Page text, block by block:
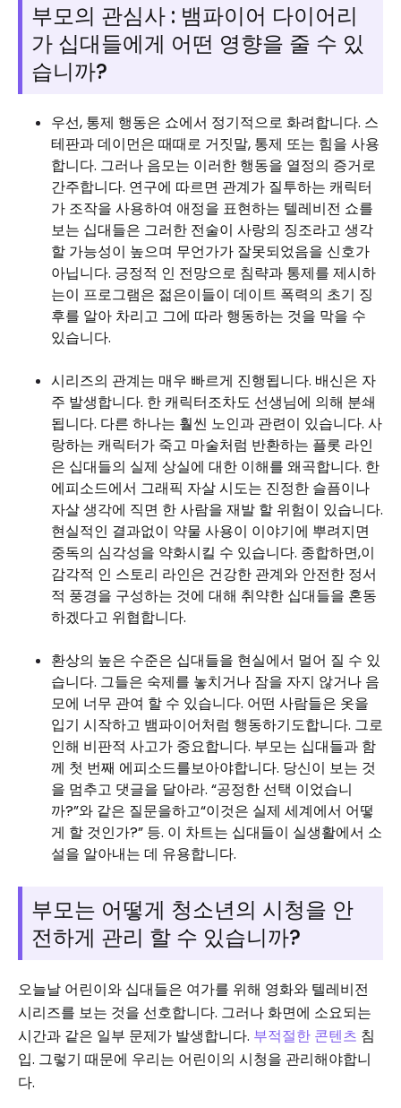
부모의 관심사 : 뱀파이어 다이어리
가 십대들에게 어떤 영향을 줄 수 있
습니까?
우선, 통제 행동은 쇼에서 정기적으로 화려합니다. 스
테판과 데이먼은 때때로 거짓말, 통제 또는 힘을 사용
합니다. 그러나 음모는 이러한 행동을 열정의 증거로
간주합니다. 연구에 따르면 관계가 질투하는 캐릭터
가 조작을 사용하여 애정을 표현하는 텔레비전 쇼를
보는 십대들은 그러한 전술이 사랑의 징조라고 생각
할 가능성이 높으며 무언가가 잘못되었음을 신호가
아닙니다. 긍정적 인 전망으로 침략과 통제를 제시하
는이 프로그램은 젊은이들이 데이트 폭력의 초기 징
후를 알아 차리고 그에 따라 행동하는 것을 막을 수
있습니다.
시리즈의 관계는 매우 빠르게 진행됩니다. 배신은 자
주 발생합니다. 한 캐릭터조차도 선생님에 의해 분쇄
됩니다. 다른 하나는 훨씬 노인과 관련이 있습니다. 사
랑하는 캐릭터가 죽고 마술처럼 반환하는 플롯 라인
은 십대들의 실제 상실에 대한 이해를 왜곡합니다. 한
에피소드에서 그래픽 자살 시도는 진정한 슬픔이나
자살 생각에 직면 한 사람을 재발 할 위험이 있습니다.
현실적인 결과없이 약물 사용이 이야기에 뿌려지면
중독의 심각성을 약화시킬 수 있습니다. 종합하면,이
감각적 인 스토리 라인은 건강한 관계와 안전한 정서
적 풍경을 구성하는 것에 대해 취약한 십대들을 혼동
하겠다고 위협합니다.
환상의 높은 수준은 십대들을 현실에서 멀어 질 수 있
습니다. 그들은 숙제를 놓치거나 잠을 자지 않거나 음
모에 너무 관여 할 수 있습니다. 어떤 사람들은 옷을
입기 시작하고 뱀파이어처럼 행동하기도합니다. 그로
인해 비판적 사고가 중요합니다. 부모는 십대들과 함
께 첫 번째 에피소드를보아야합니다. 당신이 보는 것
을 멈추고 댓글을 달아라. “공정한 선택 이었습니
까?”와 같은 질문을하고“이것은 실제 세계에서 어떻
게 할 것인가?” 등. 이 차트는 십대들이 실생활에서 소
설을 알아내는 데 유용합니다.
부모는 어떻게 청소년의 시청을 안
전하게 관리 할 수 ​​있습니까?
오늘날 어린이와 십대들은 여가를 위해 영화와 텔레비전
시리즈를 보는 것을 선호합니다. 그러나 화면에 소요되는
시간과 같은 일부 문제가 발생합니다. 부적절한 콘텐츠 침
입. 그렇기 때문에 우리는 어린이의 시청을 관리해야합니
다.